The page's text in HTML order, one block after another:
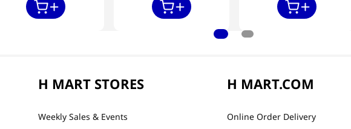
H MART STORES
Weekly Sales & Events
H MART.COM
Online Order Delivery